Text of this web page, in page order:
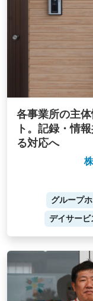
各事業所の主
ト。記録・情
る対応へ
グループ
デイサービ